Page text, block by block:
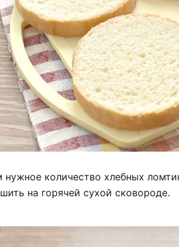
нужное количество хлебных
на горячей сухой сковороде.